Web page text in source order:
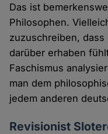
Das ist
Philosophen.
zuzuschreiben,
darüber erhaben
Faschismus
man dem
jedem anderen
Revisionist